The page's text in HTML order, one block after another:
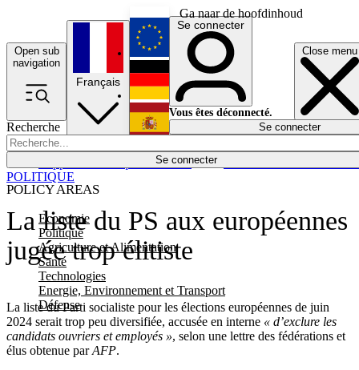
Ga naar de hoofdinhoud
Open sub
navigation
Close menu
Recherche
Se connecter
POLICY AREAS
Economie
Politique
Agriculture et Alimentation
Santé
Technologies
Energie, Environnement et Transport
Défense
Économie
Français
English
Deutsch
Español
Se connecter
Vous êtes déconnecté.
Se connecter
La liste du PS aux européennes
jugée trop élitiste
La liste du Parti socialiste pour les élections européennes de juin
2024 serait trop peu diversifiée, accusée en interne « d’exclure les
candidats ouvriers et employés », selon une lettre des fédérations et
élus obtenue parAFP.
POLITIQUE